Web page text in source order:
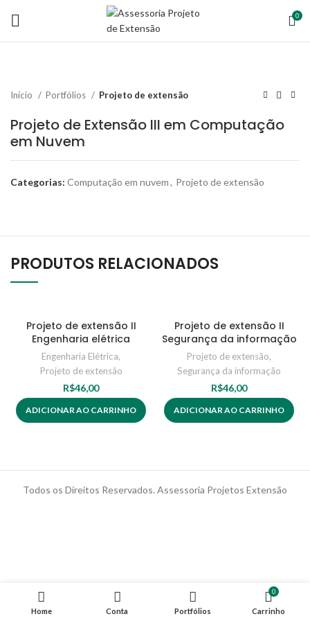
0
Início Portfólios Projeto de extensão
Projeto de Extensão III em Computação
em Nuvem
Categorias: Computação em nuvem, Projeto de extensão
PRODUTOS RELACIONADOS
Projeto de extensão II
Engenharia elétrica
Engenharia Elétrica,
Projeto de extensão
R$46,00
ADICIONAR AO CARRINHO
Projeto de extensão II
Segurança da informação
Projeto de extensão,
Segurança da informação
R$46,00
ADICIONAR AO CARRINHO
Todos os Direitos Reservados. Assessoria Projetos Extensão
Home Conta Portfólios
0
Carrinho